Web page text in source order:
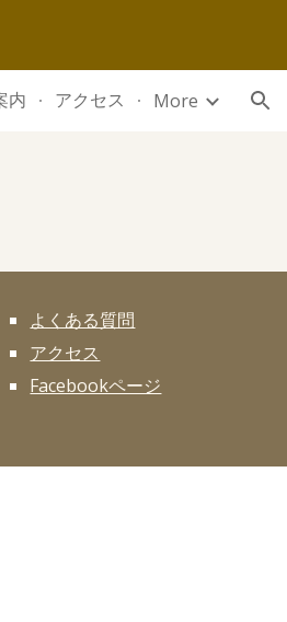
内 アクセス More
よくある質問
アクセス
Facebookページ